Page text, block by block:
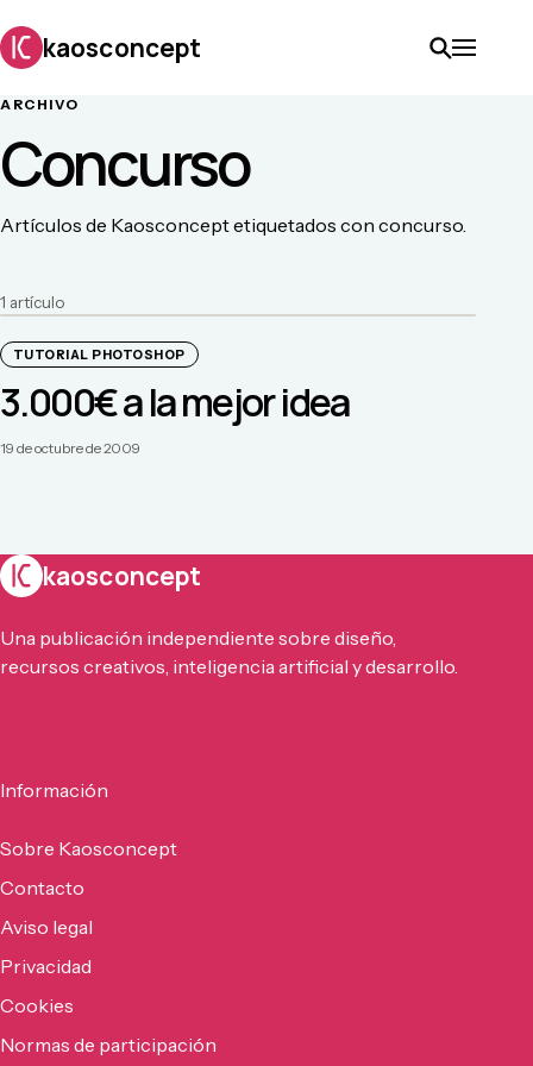
kaosconcept
ARCHIVO
Concurso
Artículos de Kaosconcept etiquetados con concurso.
1 artículo
TUTORIAL PHOTOSHOP
3.000€ a la mejor idea
19 de octubre de 2009
kaosconcept
Una publicación independiente sobre diseño,
recursos creativos, inteligencia artificial y desarrollo.
Información
Sobre Kaosconcept
Contacto
Aviso legal
Privacidad
Cookies
Normas de participación